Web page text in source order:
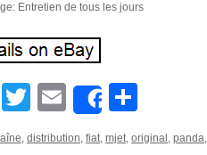
Entretien de tous les jours
Facebook
TwitterEmailShare
, distribution, fiat, mjet, original , panda,